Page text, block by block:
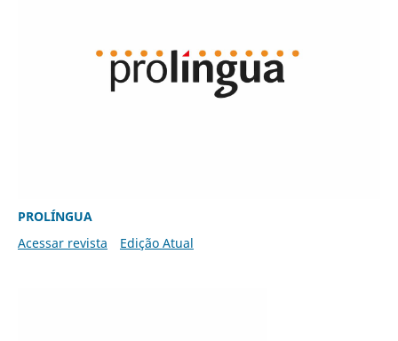
PROLÍNGUA
Acessar revista
Edição Atual